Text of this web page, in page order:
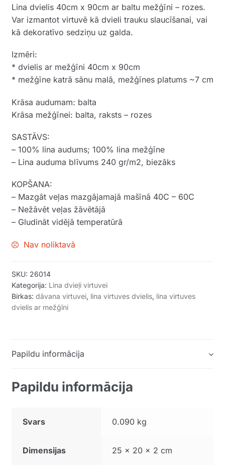
Lina dvielis 40cm x 90cm ar baltu mežģīni – rozes.
Var izmantot virtuvē kā dvieli trauku slaucīšanai, vai
kā dekoratīvo sedziņu uz galda.
Izmēri:
* dvielis ar mežģīni 40cm x 90cm
* mežģīne katrā sānu malā, mežģīnes platums ~7 cm
Krāsa audumam: balta
Krāsa mežģīnei: balta, raksts – rozes
SASTĀVS:
– 100% lina audums; 100% lina mežģīne
– Lina auduma blīvums 240 gr/m2, biezāks
KOPŠANA:
– Mazgāt veļas mazgājamajā mašīnā 40C – 60C
– Nežāvēt veļas žāvētājā
– Gludināt vidējā temperatūrā
Nav noliktavā
SKU: 26014
Kategorija: Lina dvieļi virtuvei
Birkas: dāvana virtuvei, lina virtuves dvielis, lina virtuves
dvielis ar mežģīni
Papildu informācija
Papildu informācija
Svars 0.090 kg
Dimensijas 25 × 20 × 2 cm